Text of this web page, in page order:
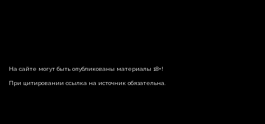
На сайте могут быть опубликованы материалы 18+!
При цитировании ссылка на источник обязательна.